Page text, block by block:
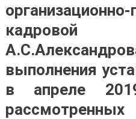
выполнения
в апреле